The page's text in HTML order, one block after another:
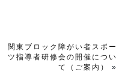
関東ブロック障がい者スポー
ツ指導者研修会の開催につい
て（ご案内）
»